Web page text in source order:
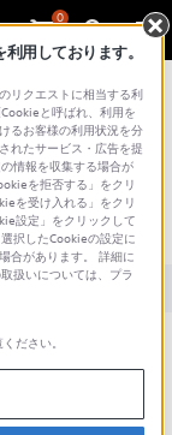
0
ホームオーディオ アクセサリー
Q&A
用しております。
リクエストに相当する利
と呼ばれ、利用を
るお客様の利用状況を分
れたサービス・広告を提
情報を収集する場合が
を拒否する」をクリ
を受け入れる」をクリ
設定」をクリックして
択したCookieの設定に
合があります。 詳細に
扱いについては、プラ
ださい。